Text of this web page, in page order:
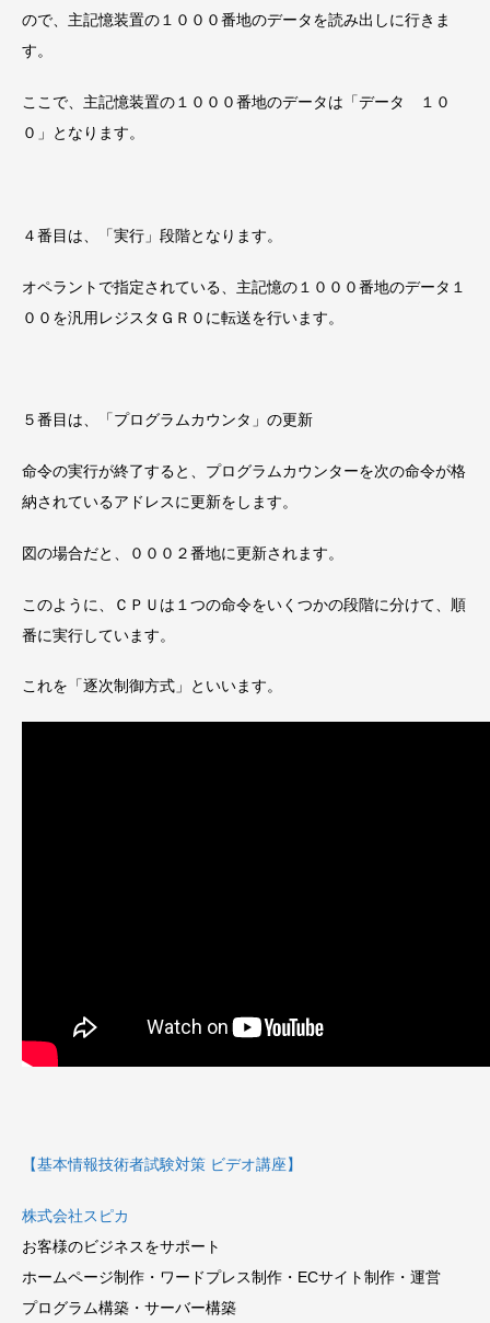
ので、主記憶装置の１０００番地のデータを読み出しに行きま
す。
ここで、主記憶装置の１０００番地のデータは「データ １０
０」となります。
４番目は、「実行」段階となります。
オペラントで指定されている、主記憶の１０００番地のデータ１
００を汎用レジスタＧＲ０に転送を行います。
５番目は、「プログラムカウンタ」の更新
命令の実行が終了すると、プログラムカウンターを次の命令が格
納されているアドレスに更新をします。
図の場合だと、０００２番地に更新されます。
このように、ＣＰＵは１つの命令をいくつかの段階に分けて、順
番に実行しています。
これを「逐次制御方式」といいます。
【基本情報技術者試験対策 ビデオ講座】
株式会社スピカ
お客様のビジネスをサポート
ホームページ制作・ワードプレス制作・ECサイト制作・運営
プログラム構築・サーバー構築